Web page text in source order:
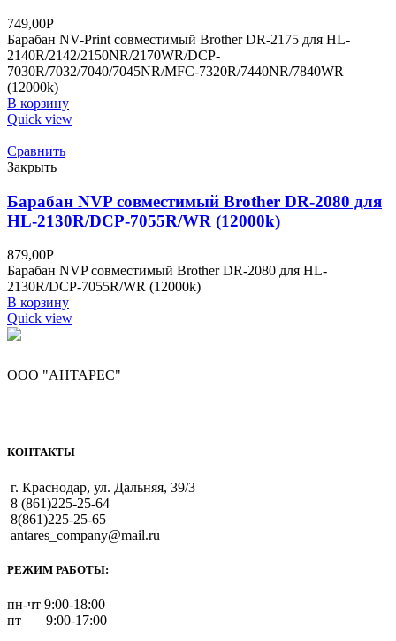
749,00Р
Барабан NV-Print совместимый Brother DR-2175 для HL-
2140R/2142/2150NR/2170WR/DCP-
7030R/7032/7040/7045NR/MFC-7320R/7440NR/7840WR
(12000k)
В корзину
Quick view
Сравнить
Закрыть
Барабан NVP совместимый Brother DR-2080 для
HL-2130R/DCP-7055R/WR (12000k)
879,00Р
Барабан NVP совместимый Brother DR-2080 для HL-
2130R/DCP-7055R/WR (12000k)
В корзину
Quick view
ООО "АНТАРЕС"
КОНТАКТЫ
г. Краснодар, ул. Дальняя, 39/3
8 (861)225-25-64
8(861)225-25-65
antares_company@mail.ru
РЕЖИМ РАБОТЫ:
пн-чт 9:00-18:00
пт 9:00-17:00